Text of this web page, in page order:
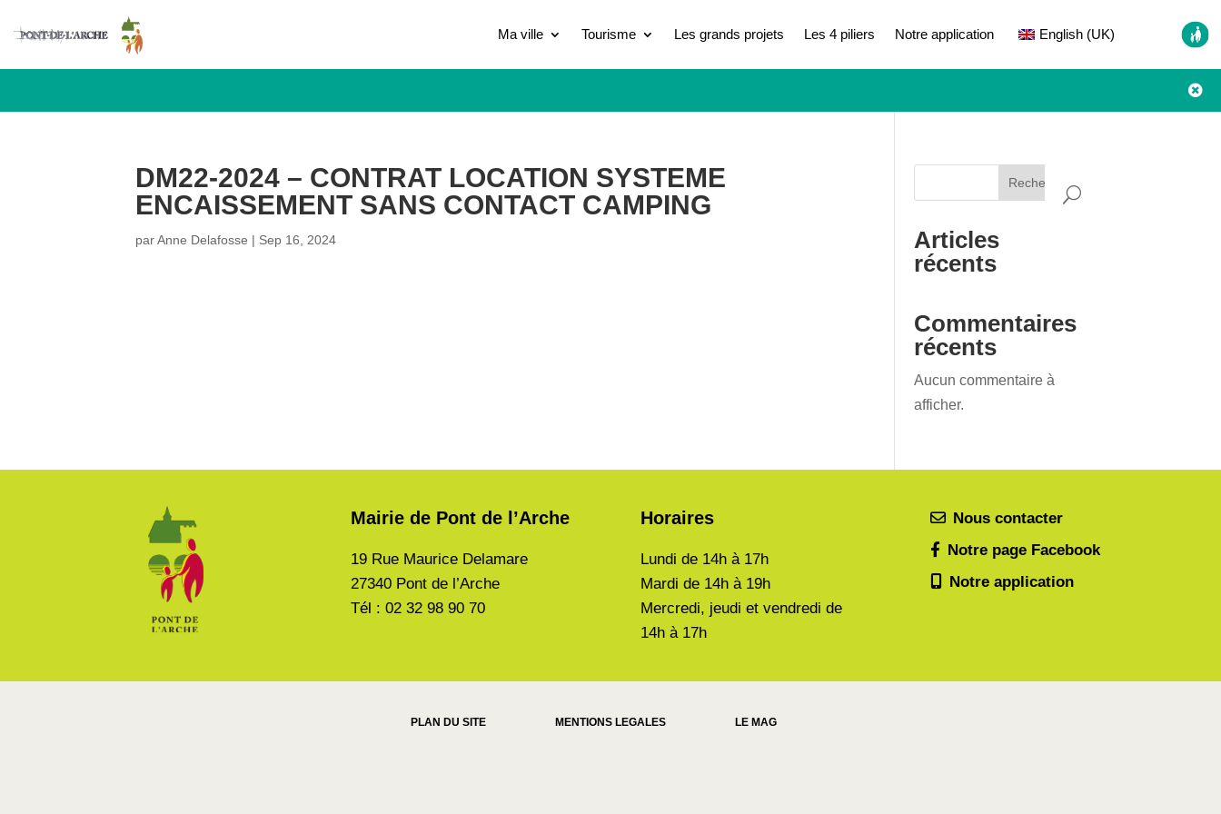
Ma ville Tourisme Les grands projets Les 4 piliers Notre application English (UK)

DM22-2024 – CONTRAT LOCATION SYSTEME
ENCAISSEMENT SANS CONTACT CAMPING
parAnne Delafosse | Sep 16, 2024
Rechercher
Articles
récents
Commentaires
récents
Aucun commentaire à
afficher.
Mairie de Pont de l’Arche
19 Rue Maurice Delamare
27340 Pont de l’Arche
Tél : 02 32 98 90 70
Horaires
Lundi de 14h à 17h
Mardi de 14h à 19h
Mercredi, jeudi et vendredi de
14h à 17h
Nous contacter
Notre page Facebook
Notre application
PLAN DU SITE MENTIONS LEGALES LE MAG